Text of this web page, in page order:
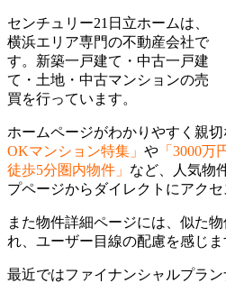
センチュリー21日立ホームは、
横浜エリア専門の不動産会社で
す。新築一戸建て・中古一戸建
て・土地・中古マンションの売
買を行っています。
ホームページがわかりやすく親切
OKマンション特集」 や 「3000万
徒歩5分圏内物件」 など、人気物
プページからダイレクトにアクセ
また物件詳細ページには、似た
れ、ユーザー目線の配慮を感じま
最近ではファイナンシャルプラ